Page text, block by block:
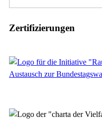
Zertifizierungen